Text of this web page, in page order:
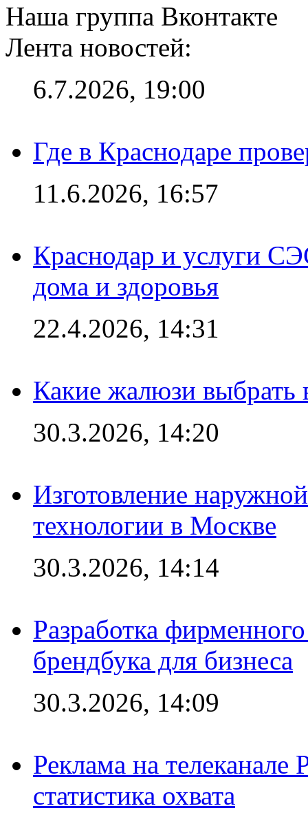
Наша группа Вконтакте
Лента новостей:
6.7.2026, 19:00
Где в Краснодаре
11.6.2026, 16:57
Краснодар и услуги
дома и здоровья
22.4.2026, 14:31
Какие жалюзи выбрать
30.3.2026, 14:20
Изготовление
технологии в Москве
30.3.2026, 14:14
Разработка
брендбука для бизнеса
30.3.2026, 14:09
Реклама на
статистика охвата